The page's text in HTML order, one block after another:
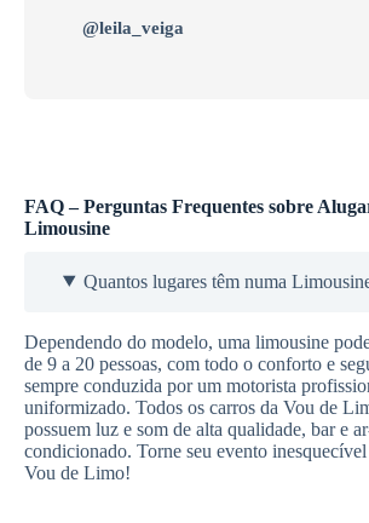
@leila_veiga
FAQ – Perguntas Frequentes sobre
Limousine
Quantos lugares têm numa
Dependendo do modelo, uma limousine
de 9 a 20 pessoas, com todo o conforto e
sempre conduzida por um motorista
uniformizado. Todos os carros da Vou de
possuem luz e som de alta qualidade, bar e
condicionado. Torne seu evento
Vou de Limo!